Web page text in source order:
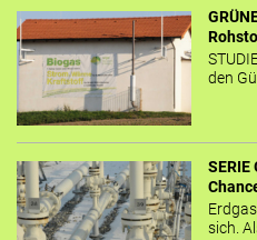
den
SERIE
sich.